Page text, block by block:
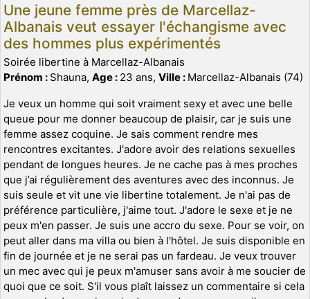
Une jeune femme près de Marcellaz-
Albanais veut essayer l'échangisme avec
des hommes plus expérimentés
Soirée libertine à Marcellaz-Albanais
Prénom : Shauna, Age : 23 ans, Ville : Marcellaz-Albanais (74)
Je veux un homme qui soit vraiment sexy et avec une belle
queue pour me donner beaucoup de plaisir, car je suis une
femme assez coquine. Je sais comment rendre mes
rencontres excitantes. J'adore avoir des relations sexuelles
pendant de longues heures. Je ne cache pas à mes proches
que j’ai régulièrement des aventures avec des inconnus. Je
suis seule et vit une vie libertine totalement. Je n'ai pas de
préférence particulière, j'aime tout. J'adore le sexe et je ne
peux m'en passer. Je suis une accro du sexe. Pour se voir, on
peut aller dans ma villa ou bien à l'hôtel. Je suis disponible en
fin de journée et je ne serai pas un fardeau. Je veux trouver
un mec avec qui je peux m'amuser sans avoir à me soucier de
quoi que ce soit. S'il vous plaît laissez un commentaire si cela